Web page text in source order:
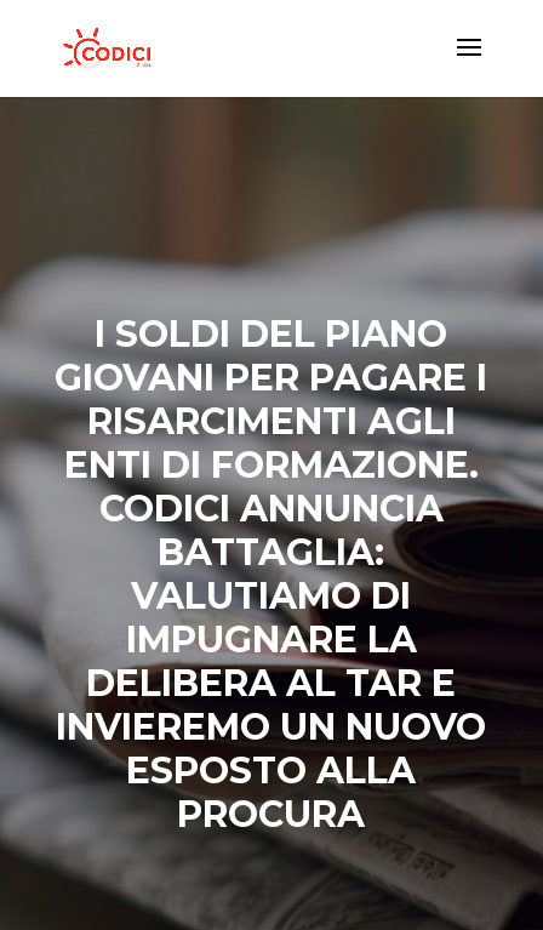
I SOLDI DEL PIANO
GIOVANI PER PAGARE I
RISARCIMENTI AGLI
ENTI DI FORMAZIONE.
CODICI ANNUNCIA
BATTAGLIA:
VALUTIAMO DI
IMPUGNARE LA
DELIBERA AL TAR E
INVIEREMO UN NUOVO
ESPOSTO ALLA
PROCURA